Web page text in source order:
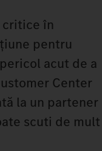
critice în
pentru
acut de a
Center
la un partener
scuti de mult